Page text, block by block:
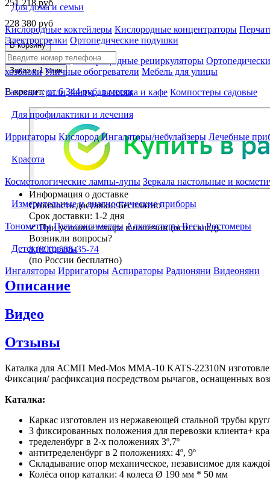
Для дома и семьи
Кислородные коктейлеры Кислородные концентраторы
Электрогрелки Ортопедические подушки
Солевые лампы Бактерицидные рециркуляторы
хозблоки Уличные обогреватели Мебель для улицы
Газовые грили Зонты для пляжа и кафе Компостеры садовые
Для профилактики и лечения
Ирригаторы Кислород Ингаляторы/небулайзеры Лечебные
Красота
Косметологические лампы-лупы Зеркала настольные и
Измерительные и диагностические приборы
Тонометры Пульсоксиметры Алкотестеры Весы Ростомеры
Детские товары
Ингаляторы Ирригаторы Аспираторы Радионяни Видеоняни
251 218 руб
228 380 руб
В корзину
Заказ в 1 клик
В кредит:от 6 344 руб. в месяц
Информация о доставке
Стоимость доставки: Бесплатно
Срок доставки: 1-2 дня
✓При условии товара в наличии (осн. склад).
Возникли вопросы?
8 (800) 555-35-74
(по России бесплатно)
Описание
Видео
Отзывы
Каталка для АСМП Med-Mos ММА-10 KATS-22310N
Фиксация/ расфиксация посредством рычагов, оснащенных
Каталка:
Каркас изготовлен из нержавеющей стальной трубы
3 фиксированных положения для перевозки клиента+
тределенбург в 2-х положениях 3º,7º
антитределенбург в 2 положениях: 4º, 9º
Складывание опор механическое, независимое для
Колёса опор каталки: 4 колеса Ø 190 мм * 50 мм